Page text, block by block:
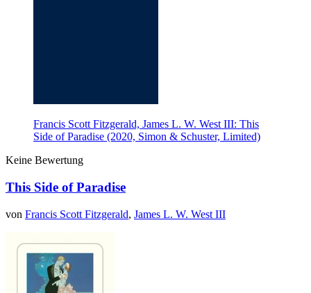
Francis Scott Fitzgerald, James L. W. West III: This
Side of Paradise (2020, Simon & Schuster, Limited)
Keine Bewertung
This Side of Paradise
von Francis Scott Fitzgerald, James L. W. West III